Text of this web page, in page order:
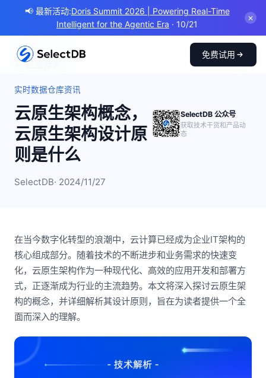
📢 最新活动:Doris Summit 2026 | Powering Real-Time
Intelligent for the Agentic Era · 10/21
✕
免费试用
← 返回博客
实时数据仓库资讯
云原生架构概念，
云原生架构设计原
则是什么
SelectDB· 2024/11/27
SelectDB 公众号
获取技术干货和产品动
态
在当今数字化转型的浪潮中，云计算已经成为企业IT架构的
核心组成部分。随着技术的不断进步和业务需求的快速变
化，云原生架构作为一种现代化、高效的应用开发和部署方
式，正逐渐成为行业的主流趋势。本文将深入探讨云原生架
构的概念，并详细解析其设计原则，旨在为读者提供一个全
面而深入的理解。